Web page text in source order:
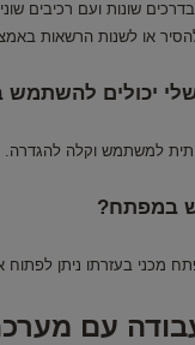
או לשנות הרשאות
יכולים להשתמש
למשתמש וקלה
במפתח?
עם